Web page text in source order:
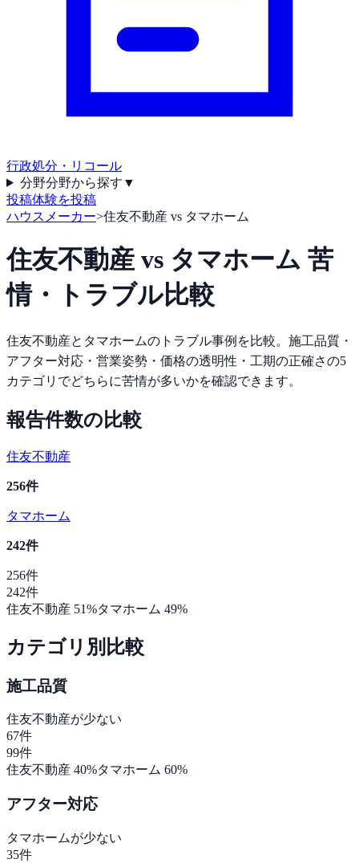
行政処分・リコール
分野分野から探す ▼
投稿体験を投稿
ハウスメーカー>住友不動産 vs タマホーム
住友不動産 vs タマホーム 苦
情・トラブル比較
住友不動産と タマホームのトラブル事例を比較。施工品質・
アフター対応・営業姿勢・価格の透明性・工期の正確さの5
カテゴリでどちらに苦情が多いかを確認できます。
報告件数の比較
住友不動産
256件
タマホーム
242件
256件
242件
住友不動産 51%タマホーム 49%
カテゴリ別比較
施工品質
住友不動産が少ない
67件
99件
住友不動産 40%タマホーム 60%
アフター対応
タマホームが少ない
35件